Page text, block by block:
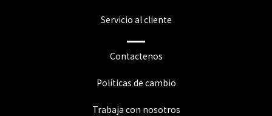
Servicio al cliente
Contactenos
Políticas de cambio
Trabaja con nosotros